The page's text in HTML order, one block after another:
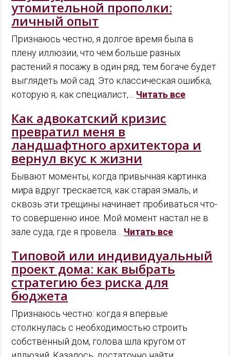
утомительной прополки:
личный опыт
Признаюсь честно, я долгое время была в
плену иллюзии, что чем больше разных
растений я посажу в один ряд, тем богаче будет
выглядеть мой сад. Это классическая ошибка,
которую я, как специалист,… Читать все
Как адвокатский кризис
превратил меня в
ландшафтного архитектора и
вернул вкус к жизни
Бывают моменты, когда привычная картинка
мира вдруг трескается, как старая эмаль, и
сквозь эти трещины начинает пробиваться что-
то совершенно иное. Мой момент настал не в
зале суда, где я провела… Читать все
Типовой или индивидуальный
проект дома: как выбрать
стратегию без риска для
бюджета
Признаюсь честно: когда я впервые
столкнулась с необходимостью строить
собственный дом, голова шла кругом от